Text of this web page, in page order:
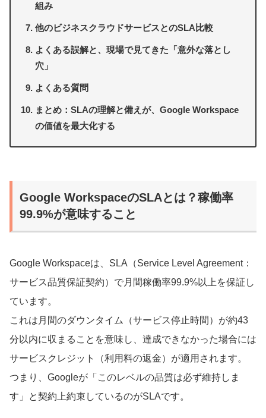
組み
他のビジネスクラウドサービスとのSLA比較
よくある誤解と、現場で見てきた「意外な落とし
穴」
よくある質問
まとめ：SLAの理解と備えが、Google Workspace
の価値を最大化する
Google WorkspaceのSLAとは？稼働率
99.9%が意味すること
Google Workspaceは、SLA（Service Level Agreement：
サービス品質保証契約）で月間稼働率99.9%以上を保証し
ています。
これは月間のダウンタイム（サービス停止時間）が約43
分以内に収まることを意味し、達成できなかった場合には
サービスクレジット（利用料の返金）が適用されます。
つまり、Googleが「このレベルの品質は必ず維持しま
す」と契約上約束しているのがSLAです。